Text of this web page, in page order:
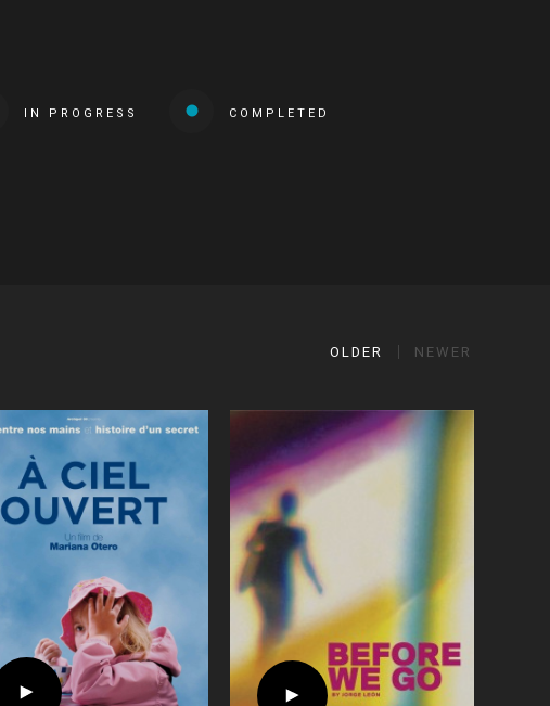
IN PROGRESS COMPLETED
OLDER NEWER